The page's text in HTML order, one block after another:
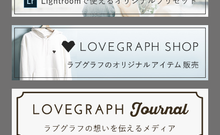
ご要望がございましたら
❏ スケジュール
スケジュールが✕の日でも
お引き受けできる場合がございます。
* ┈ ┈ ┈ ┈  私について  ┈ ┈ ┈ ┈ *